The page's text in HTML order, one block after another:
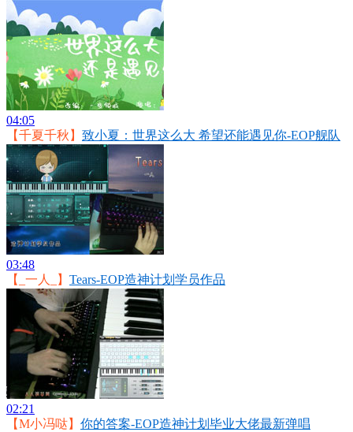
04:05
【千夏千秋】 致小夏：世界这么大 希望还能遇见你-EOP舰队
03:48
【_一人_】 Tears-EOP造神计划学员作品
02:21
【M小冯哒】 你的答案-EOP造神计划毕业大佬最新弹唱